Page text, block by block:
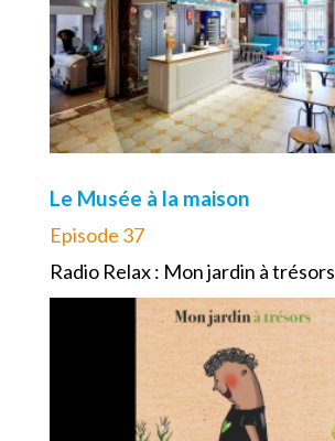
Le Musée à la maison
Episode 37
Radio Relax : Mon jardin à trésors